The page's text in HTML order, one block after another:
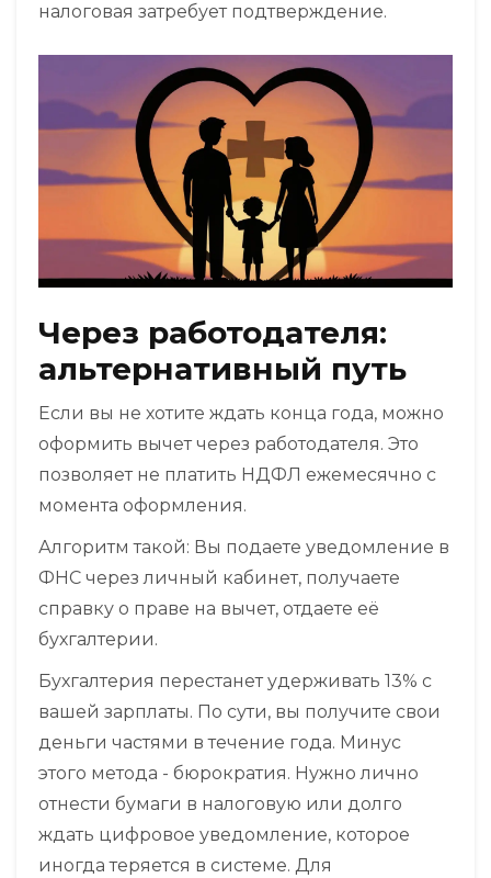
налоговая затребует подтверждение.
Через работодателя:
альтернативный путь
Если вы не хотите ждать конца года, можно
оформить вычет через работодателя. Это
позволяет не платить НДФЛ ежемесячно с
момента оформления.
Алгоритм такой: Вы подаете уведомление в
ФНС через личный кабинет, получаете
справку о праве на вычет, отдаете её
бухгалтерии.
Бухгалтерия перестанет удерживать 13% с
вашей зарплаты. По сути, вы получите свои
деньги частями в течение года. Минус
этого метода - бюрократия. Нужно лично
отнести бумаги в налоговую или долго
ждать цифровое уведомление, которое
иногда теряется в системе. Для